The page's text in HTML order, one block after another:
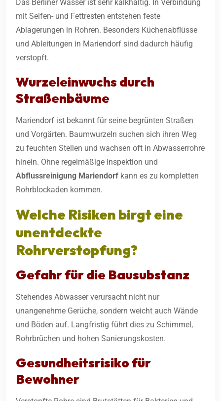
Das Berliner Wasser ist sehr kalkhaltig. In Verbindung
mit Seifen- und Fettresten entstehen feste
Ablagerungen in Rohren. Besonders Küchenabflüsse
und Ableitungen in Mariendorf sind dadurch häufig
verstopft.
Wurzeleinwuchs durch
Straßenbäume
Mariendorf ist bekannt für seine begrünten Straßen
und Vorgärten. Baumwurzeln suchen sich ihren Weg
zu feuchten Stellen und wachsen oft in Abwasserrohre
hinein. Ohne regelmäßige Inspektion und
Abflussreinigung Mariendorf kann es zu kompletten
Rohrblockaden kommen.
Welche Risiken birgt eine
unentdeckte
Rohrverstopfung?
Gefahr für die Bausubstanz
Stehendes Abwasser verursacht nicht nur
unangenehme Gerüche, sondern weicht auch Wände
und Böden auf. Langfristig führt dies zu Schimmel,
Rohrbrüchen und hohen Sanierungskosten.
Gesundheitsrisiko für
Bewohner